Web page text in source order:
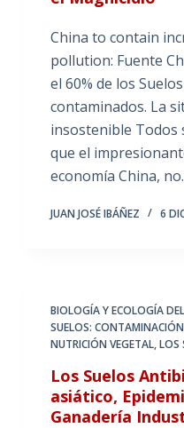
China to contain
pollution: Fuente
el 60% de los
contaminados. La
insostenible Todos
que el
economía China,
JUAN JOSÉ IBÁÑEZ 6
BIOLOGÍA Y ECOLOGÍA
SUELOS: CONTAMINACIÓN
NUTRICIÓN VEGETAL,LOS
Los Suelos
asiático,
Ganadería